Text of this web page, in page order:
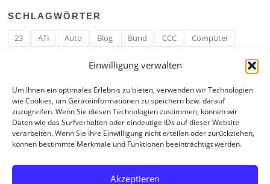
Einwilligung verwalten
Um Ihnen ein optimales Erlebnis zu bieten, verwenden wir Technologien
wie Cookies, um Geräteinformationen zu speichern bzw. darauf
zuzugreifen. Wenn Sie diesen Technologien zustimmen, können wir
Daten wie das Surfverhalten oder eindeutige IDs auf dieser Website
verarbeiten. Wenn Sie Ihre Einwilligung nicht erteilen oder zurückziehen,
können bestimmte Merkmale und Funktionen beeinträchtigt werden.
Akzeptieren
SCHLAGWÖRTER
23 ATI Auto Blog Bund CCC
Computer
Erwerbsregeln
Google
Hack Hand HE ICE IE Internet
Krefeld
Liebe Linux u. Software Mail Mann
PHP
RAM
Regeln RZ Spam Spiel Ticker
USA
Video
Weblog Welt WWW Youtube Zahl